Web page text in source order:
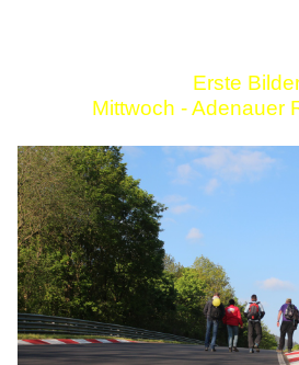
Erste
Mittwoch - Adenauer